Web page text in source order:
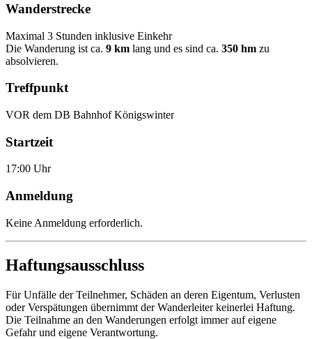
Wanderstrecke
Maximal 3 Stunden inklusive Einkehr
Die Wanderung ist ca. 9 km lang und es sind ca. 350 hm zu
absolvieren.
Treffpunkt
VOR dem DB Bahnhof Königswinter
Startzeit
17:00 Uhr
Anmeldung
Keine Anmeldung erforderlich.
Haftungsausschluss
Für Unfälle der Teilnehmer, Schäden an deren Eigentum, Verlusten
oder Verspätungen übernimmt der Wanderleiter keinerlei Haftung.
Die Teilnahme an den Wanderungen erfolgt immer auf eigene
Gefahr und eigene Verantwortung.